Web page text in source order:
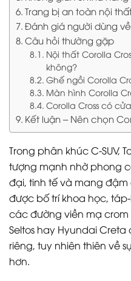
Trang bị an toàn nội
Đánh giá người dùng
Câu hỏi thường gặp
Nội thất Corolla
không?
Ghế ngồi Corolla
Màn hình Corolla
Corolla Cross có
Kết luận – Nên chọn
Trong phân khúc C-SUV,
tượng mạnh nhờ phong
đại, tinh tế và mang
được bố trí khoa học,
các đường viền mạ crom
Seltos hay Hyundai
riêng, tuy nhiên thiên về
hơn.